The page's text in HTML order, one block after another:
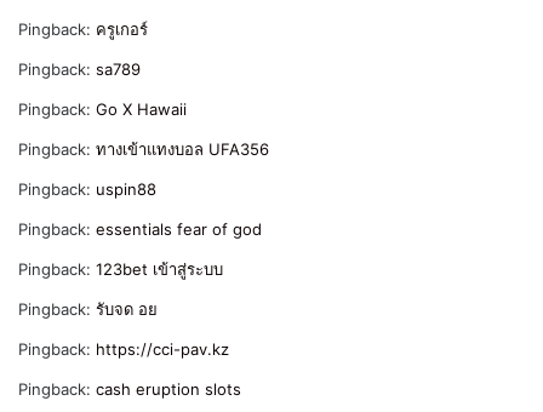
Pingback: ครูเกอร์
Pingback: sa789
Pingback: Go X Hawaii
Pingback: ทางเข้าแทงบอล UFA356
Pingback: uspin88
Pingback: essentials fear of god
Pingback: 123bet เข้าสู่ระบบ
Pingback: รับจด อย
Pingback: https://cci-pav.kz
Pingback: cash eruption slots